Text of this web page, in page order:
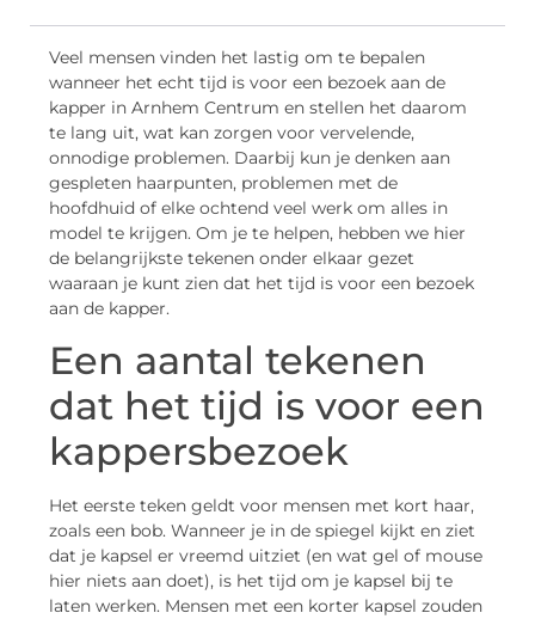
Veel mensen vinden het lastig om te bepalen
wanneer het echt tijd is voor een bezoek aan de
kapper in Arnhem Centrum en stellen het daarom
te lang uit, wat kan zorgen voor vervelende,
onnodige problemen. Daarbij kun je denken aan
gespleten haarpunten, problemen met de
hoofdhuid of elke ochtend veel werk om alles in
model te krijgen. Om je te helpen, hebben we hier
de belangrijkste tekenen onder elkaar gezet
waaraan je kunt zien dat het tijd is voor een bezoek
aan de kapper.
Een aantal tekenen
dat het tijd is voor een
kappersbezoek
Het eerste teken geldt voor mensen met kort haar,
zoals een bob. Wanneer je in de spiegel kijkt en ziet
dat je kapsel er vreemd uitziet (en wat gel of mouse
hier niets aan doet), is het tijd om je kapsel bij te
laten werken. Mensen met een korter kapsel zouden